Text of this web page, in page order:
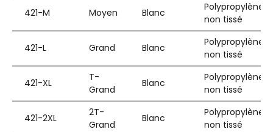
421-M Moyen Blanc
Polypropylène
non tissé
421-L Grand Blanc
Polypropylène
non tissé
421-XL
T-
Grand
Blanc
Polypropylène
non tissé
421-2XL
2T-
Grand
Blanc
Polypropylène
non tissé